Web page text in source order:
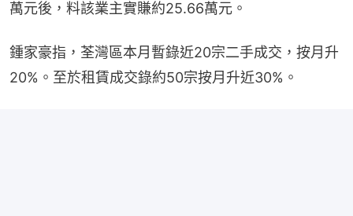
萬元後，料該業主實賺約25.66萬元。
鍾家豪指，荃灣區本月暫錄近20宗二手成交，按月升
20%。至於租賃成交錄約50宗按月升近30%。